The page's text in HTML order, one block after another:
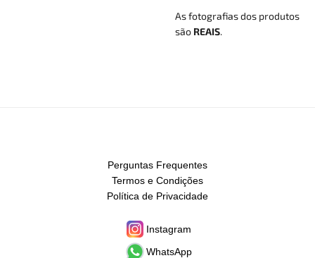
As fotografias dos produtos
são REAIS.
Perguntas Frequentes
Termos e Condições
Política de Privacidade
Instagram
WhatsApp